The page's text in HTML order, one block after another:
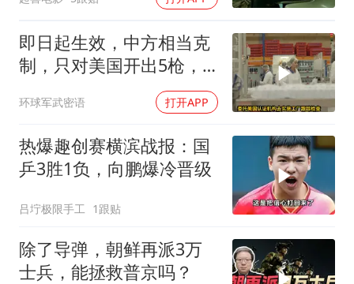
你是不是疯了？
即日起生效，中方相当克
制，只对美国开出5枪，
环球军武密语 打开APP
热爆趣创赛横滨战报：国
乒3胜1负，向鹏爆冷晋级
吕坾极限手工 1跟贴
除了导弹，朝鲜再派3万
士兵，能拯救普京吗？